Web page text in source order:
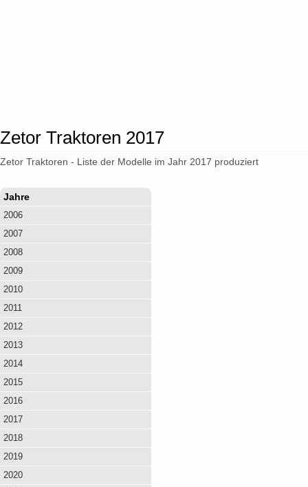
Zetor Traktoren 2017
Zetor Traktoren - Liste der Modelle im Jahr 2017 produziert
Jahre
2006
2007
2008
2009
2010
2011
2012
2013
2014
2015
2016
2017
2018
2019
2020